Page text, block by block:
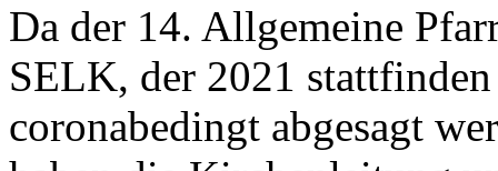
Da der 14. Allgemeine
SELK, der 2021
coronabedingt abgesagt